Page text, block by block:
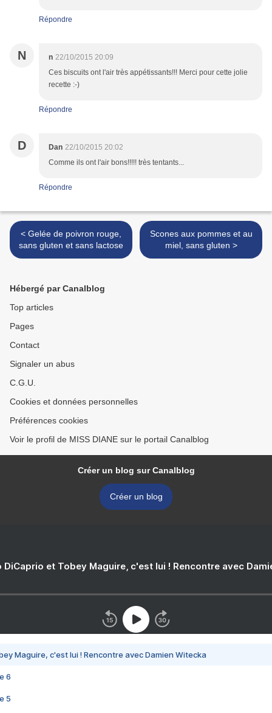
Répondre
N n 22/10/2015 20:09
Ces biscuits ont l'air très appétissants!!! Merci pour cette jolie
recette :-)
Répondre
D Dan 22/10/2015 20:02
Comme ils ont l'air bons!!!!! très tentants...
Répondre
< Gelée de poivron rouge,
sans gluten et sans lactose
Scones aux pommes et au
miel, sans gluten >
Hébergé par Canalblog
Top articles
Pages
Contact
Signaler un abus
C.G.U.
Cookies et données personnelles
Préférences cookies
Voir le profil de MISS DIANE sur le portail Canalblog
Créer un blog sur Canalblog
Créer un blog
DiCaprio et Tobey Maguire, c'est lui ! Rencontre avec
Maguire, c'est lui ! Rencontre avec Damien Witecka
6
5